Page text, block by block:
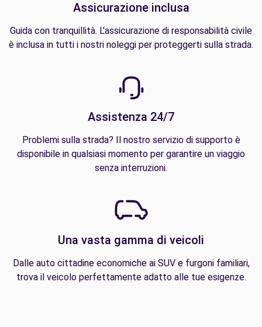
Assicurazione inclusa
Guida con tranquillità. L'assicurazione di responsabilità civile
è inclusa in tutti i nostri noleggi per proteggerti sulla strada.
Assistenza 24/7
Problemi sulla strada? Il nostro servizio di supporto è
disponibile in qualsiasi momento per garantire un viaggio
senza interruzioni.
Una vasta gamma di veicoli
Dalle auto cittadine economiche ai SUV e furgoni familiari,
trova il veicolo perfettamente adatto alle tue esigenze.